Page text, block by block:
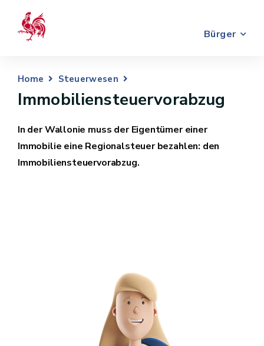
Bürger
Home Steuerwesen
Immobiliensteuervorabzug
In der Wallonie muss der Eigentümer einer
Immobilie eine Regionalsteuer bezahlen: den
Immobiliensteuervorabzug.